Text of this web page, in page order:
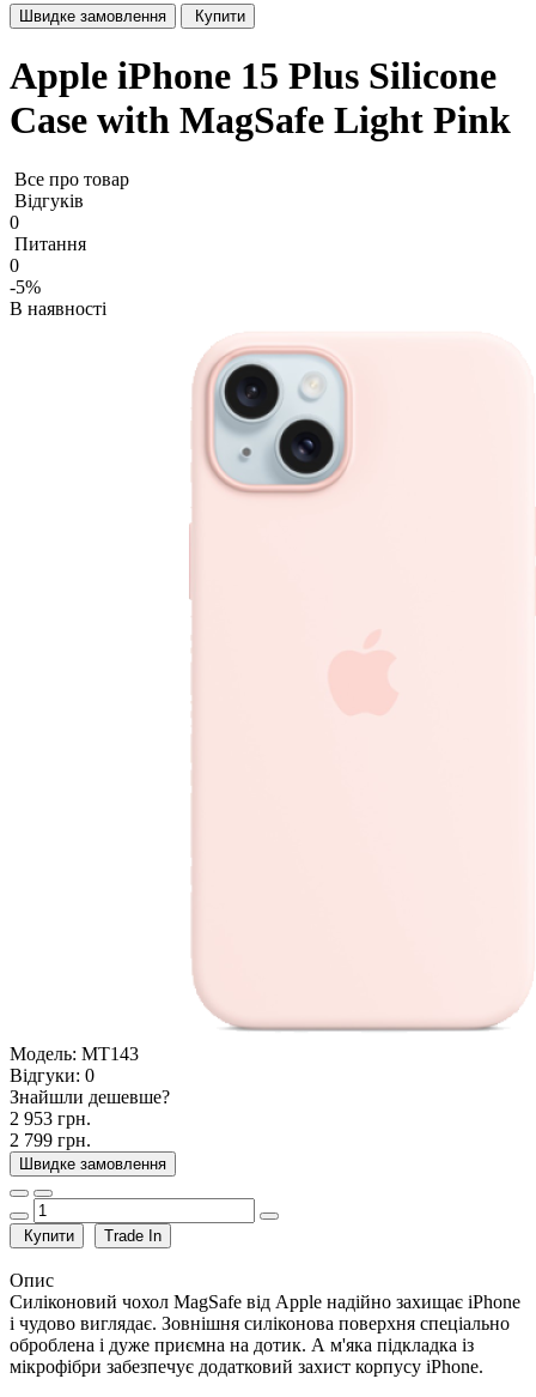
Швидке замовлення Купити
Apple iPhone 15 Plus Silicone
Case with MagSafe Light Pink
Все про товар
Відгуків
0
Питання
0
-5%
В наявності
Модель: MT143
Відгуки: 0
Знайшли дешевше?
2 953 грн.
2 799 грн.
Швидке замовлення
Купити Trade In
Опис
Силіконовий чохол MagSafe від Apple надійно захищає iPhone
і чудово виглядає. Зовнішня силіконова поверхня спеціально
оброблена і дуже приємна на дотик. А м'яка підкладка із
мікрофібри забезпечує додатковий захист корпусу iPhone.